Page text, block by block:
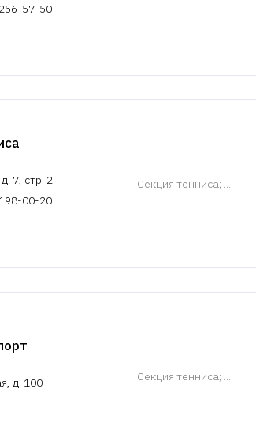
57-50
7, стр. 2
00-20
Cекция тенниса; ...
д. 100
Cекция тенниса; ...